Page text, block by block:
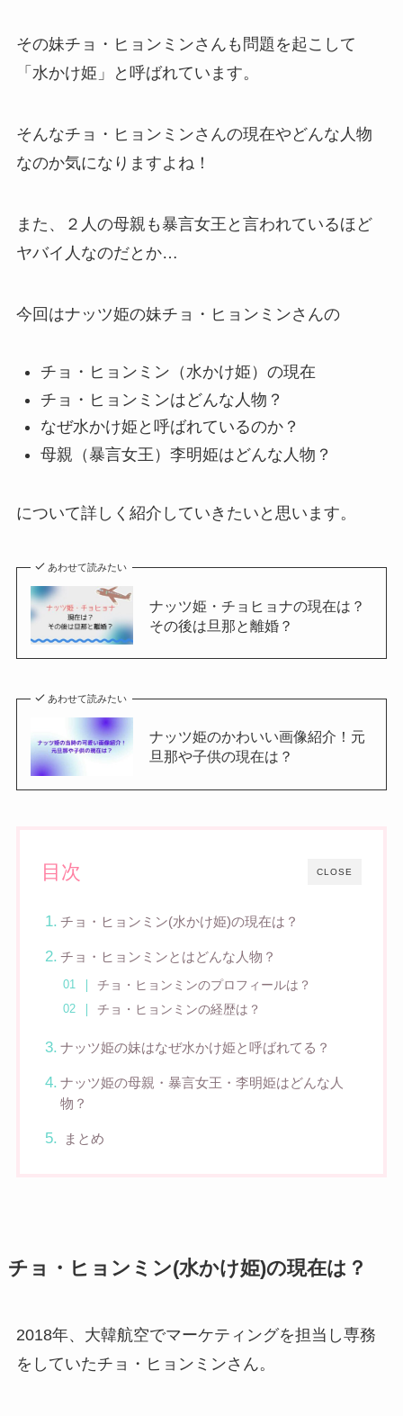
その妹チョ・ヒョンミンさんも問題を起こして
「水かけ姫」と呼ばれています。
そんなチョ・ヒョンミンさんの現在やどんな人物
なのか気になりますよね！
また、２人の母親も暴言女王と言われているほど
ヤバイ人なのだとか…
今回はナッツ姫の妹チョ・ヒョンミンさんの
チョ・ヒョンミン（水かけ姫）の現在
チョ・ヒョンミンはどんな人物？
なぜ水かけ姫と呼ばれているのか？
母親（暴言女王）李明姫はどんな人物？
について詳しく紹介していきたいと思います。
あわせて読みたい
ナッツ姫・チョヒョナの現在は？
その後は旦那と離婚？
あわせて読みたい
ナッツ姫のかわいい画像紹介！元
旦那や子供の現在は？
CLOSE
目次
チョ・ヒョンミン(水かけ姫)の現在は？
チョ・ヒョンミンとはどんな人物？
チョ・ヒョンミンのプロフィールは？
チョ・ヒョンミンの経歴は？
ナッツ姫の妹はなぜ水かけ姫と呼ばれてる？
ナッツ姫の母親・暴言女王・李明姫はどんな人
物？
まとめ
チョ・ヒョンミン(水かけ姫)の現在は？
2018年、大韓航空でマーケティングを担当し専務
をしていたチョ・ヒョンミンさん。